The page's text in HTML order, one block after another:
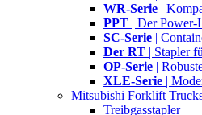
WR-Serie |
PPT | Der Power-
SC-Serie |
Der RT | Stapler
OP-Serie |
XLE-Serie |
Mitsubishi Forklift
Treibgasstapler